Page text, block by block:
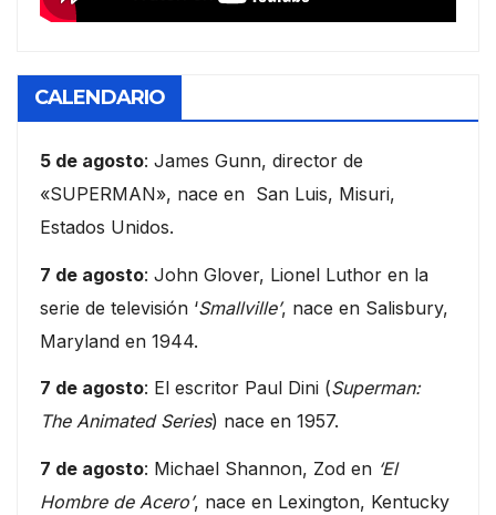
CALENDARIO
5 de agosto: James Gunn, director de
«SUPERMAN», nace en San Luis, Misuri,
Estados Unidos.
7 de agosto: John Glover, Lionel Luthor en la
serie de televisión ‘Smallville’, nace en Salisbury,
Maryland en 1944.
7 de agosto: El escritor Paul Dini (Superman:
The Animated Series) nace en 1957.
7 de agosto: Michael Shannon, Zod en ‘El
Hombre de Acero’, nace en Lexington, Kentucky